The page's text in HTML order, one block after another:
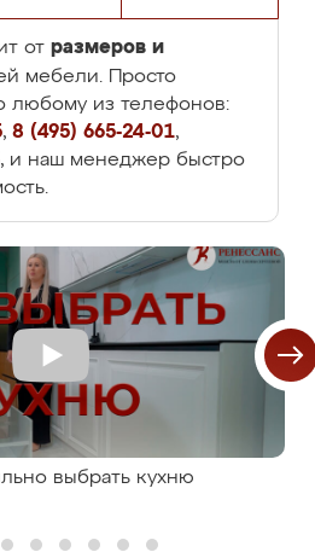
от размеров и
мебели. Просто
любому из телефонов:
, 8 (495) 665-24-01,
, и наш менеджер быстро
выбрать кухню